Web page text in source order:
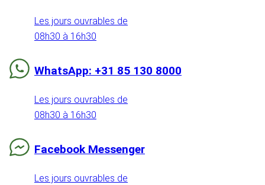
Les jours ouvrables de
08h30 à 16h30
WhatsApp: +31 85 130 8000
Les jours ouvrables de
08h30 à 16h30
Facebook Messenger
Les jours ouvrables de